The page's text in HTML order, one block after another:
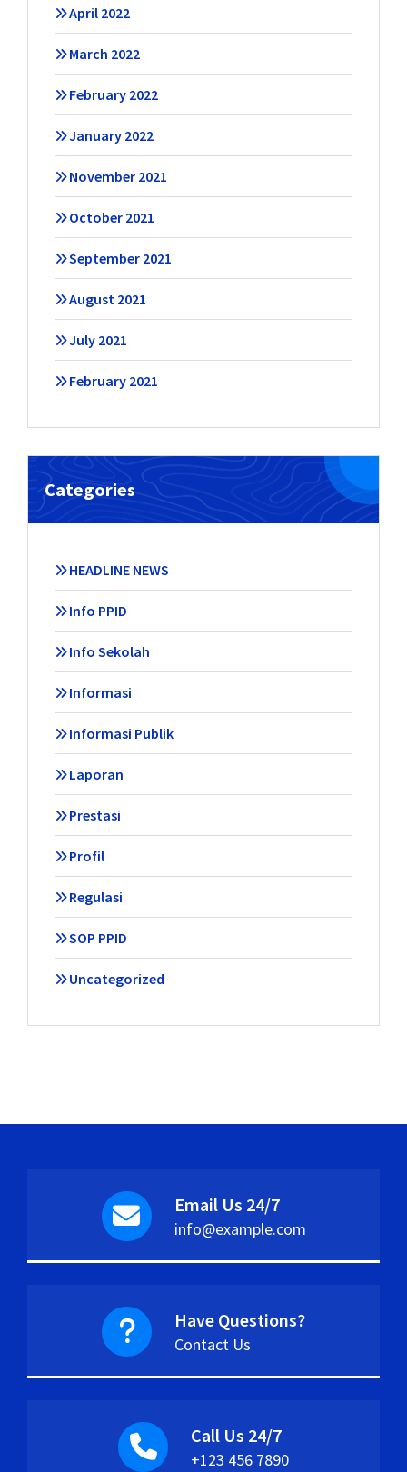
April 2022
March 2022
February 2022
January 2022
November 2021
October 2021
September 2021
August 2021
July 2021
February 2021
Categories
HEADLINE NEWS
Info PPID
Info Sekolah
Informasi
Informasi Publik
Laporan
Prestasi
Profil
Regulasi
SOP PPID
Uncategorized
Email Us 24/7
info@example.com
Have Questions?
Contact Us
Call Us 24/7
+123 456 7890